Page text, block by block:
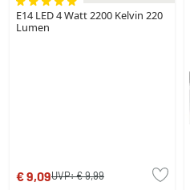
E14 LED 4 Watt 2200 Kelvin 220
Lumen
€ 9,09UVP:€ 9,99